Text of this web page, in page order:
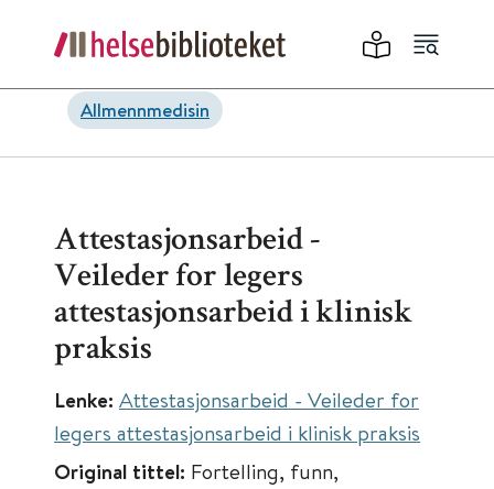
Allmennmedisin
Attestasjonsarbeid -
Veileder for legers
attestasjonsarbeid i klinisk
praksis
Lenke: Attestasjonsarbeid - Veileder for
legers attestasjonsarbeid i klinisk praksis
Original tittel: Fortelling, funn,